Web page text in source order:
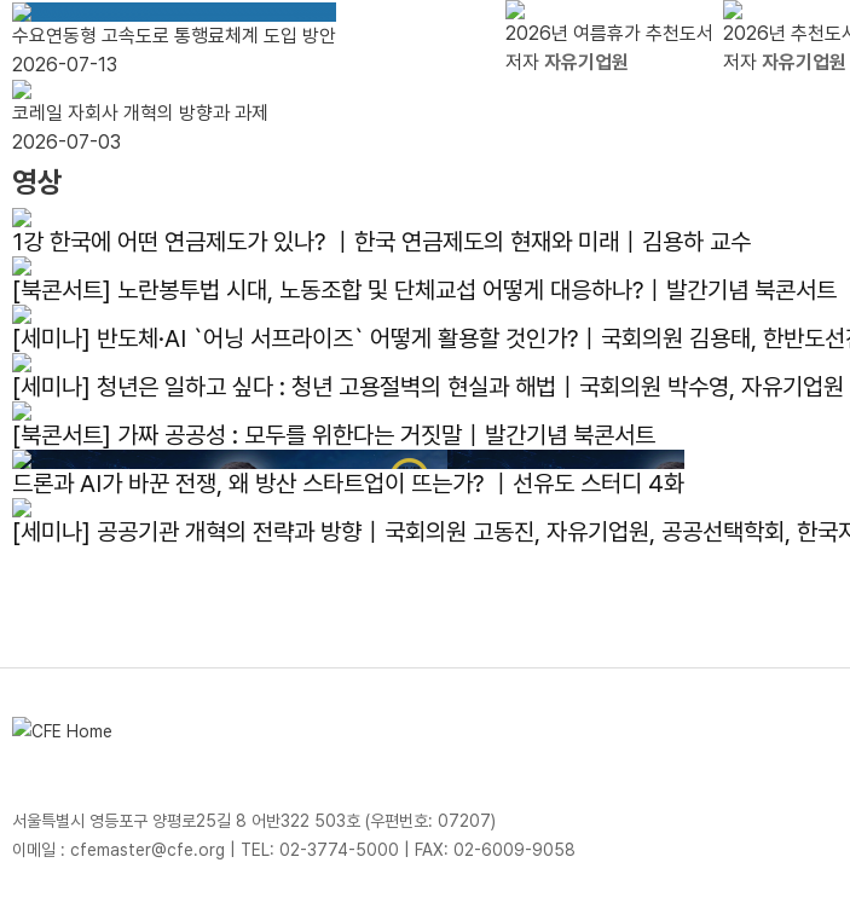
수요연동형 고속도로 통행료체계 도입 방안
2026-07-13
코레일 자회사 개혁의 방향과 과제
2026-07-03
2026년 여름휴가 추천도서
저자 자유기업원
2026년 추천도
저자 자유기업원
영상
1강 한국에 어떤 연금제도가 있나? ｜한국 연금제도의 현재와 미래｜김용하 교수
[북콘서트] 노란봉투법 시대, 노동조합 및 단체교섭 어떻게 대응하나?｜발간기념 북콘서트
[세미나] 반도체·AI `어닝 서프라이즈` 어떻게 활용할 것인가?｜국회의원 김용태, 한반도
[세미나] 청년은 일하고 싶다 : 청년 고용절벽의 현실과 해법｜국회의원 박수영, 자유기업
[북콘서트] 가짜 공공성 : 모두를 위한다는 거짓말｜발간기념 북콘서트
드론과 AI가 바꾼 전쟁, 왜 방산 스타트업이 뜨는가? ｜선유도 스터디 4화
[세미나] 공공기관 개혁의 전략과 방향｜국회의원 고동진, 자유기업원, 공공선택학회, 한국
서울특별시 영등포구 양평로25길 8 어반322 503호 (우편번호: 07207)
이메일 : cfemaster@cfe.org
TEL: 02-3774-5000 FAX: 02-6009-9058